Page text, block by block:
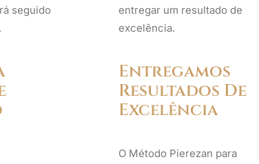
seguido
entregar um resultado de
excelência.
Entregamos
Resultados De
Excelência
O Método Pierezan para